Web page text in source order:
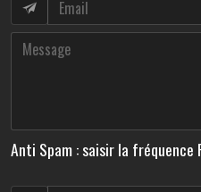
Anti Spam : saisir la fréquence